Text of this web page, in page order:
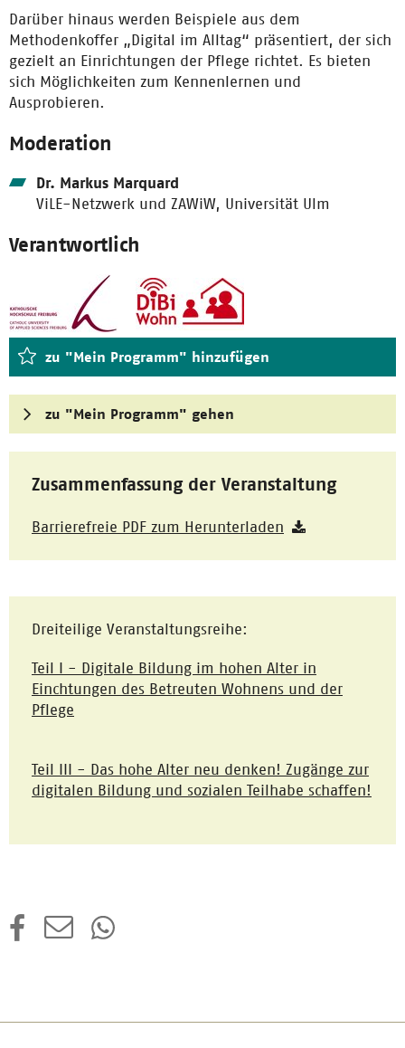
Darüber hinaus werden Beispiele aus dem
Methodenkoffer „Digital im Alltag“ präsentiert, der sich
gezielt an Einrichtungen der Pflege richtet. Es bieten
sich Möglichkeiten zum Kennenlernen und
Ausprobieren.
Moderation
Dr. Markus Marquard
ViLE-Netzwerk und ZAWiW, Universität Ulm
Verantwortlich
zu "Mein Programm" hinzufügen
zu "Mein Programm" gehen
Zusammenfassung der Veranstaltung
Barrierefreie PDF zum Herunterladen
Dreiteilige Veranstaltungsreihe:
Teil I - Digitale Bildung im hohen Alter in
Einchtungen des Betreuten Wohnens und der
Pflege
Teil III - Das hohe Alter neu denken! Zugänge zur
digitalen Bildung und sozialen Teilhabe schaffen!